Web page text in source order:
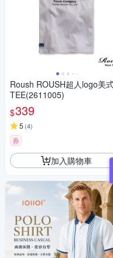
Roush ROUSH超人logo美
TEE(2611005)
$339
5 (4)
券
加入購物車